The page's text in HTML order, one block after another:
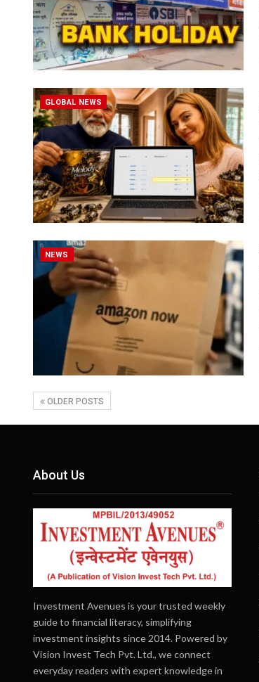
GLOBAL NEWS
NEWS
OLDER POSTS
About Us
Investment Avenues is your trusted weekly
guide to financial literacy, simplifying
investment insights since 2014. Powered by
Vision Invest Tech Pvt. Ltd., we connect
everyday readers with expert knowledge in